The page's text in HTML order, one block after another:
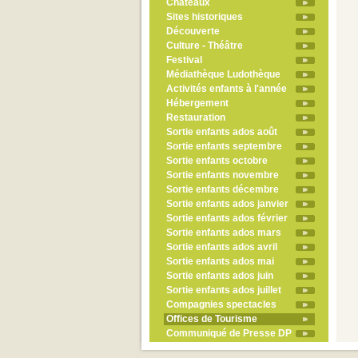
Châteaux
Sites historiques
Découverte
Culture - Théâtre
Festival
Médiathèque Ludothèque
Activités enfants à l'année
Hébergement
Restauration
Sortie enfants ados août
Sortie enfants septembre
Sortie enfants octobre
Sortie enfants novembre
Sortie enfants décembre
Sortie enfants ados janvier
Sortie enfants ados février
Sortie enfants ados mars
Sortie enfants ados avril
Sortie enfants ados mai
Sortie enfants ados juin
Sortie enfants ados juillet
Compagnies spectacles
Offices de Tourisme
Communiqué de Presse DP